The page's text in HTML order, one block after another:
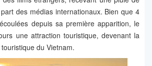
des médias internationaux. Bien que 4
depuis sa première apparition, le
une attraction touristique, devenant la
du Vietnam.